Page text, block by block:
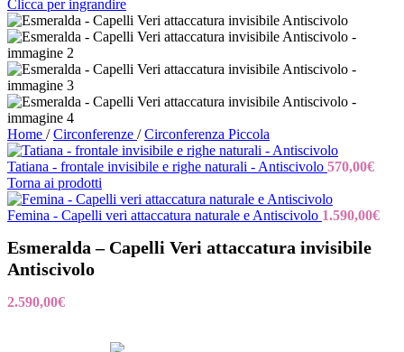
Clicca per ingrandire
Home / Circonferenze / Circonferenza Piccola
Tatiana - frontale invisibile e righe naturali - Antiscivolo 570,00€
Torna ai prodotti
Femina - Capelli veri attaccatura naturale e Antiscivolo 1.590,00€
Esmeralda – Capelli Veri attaccatura invisibile
Antiscivolo
2.590,00€